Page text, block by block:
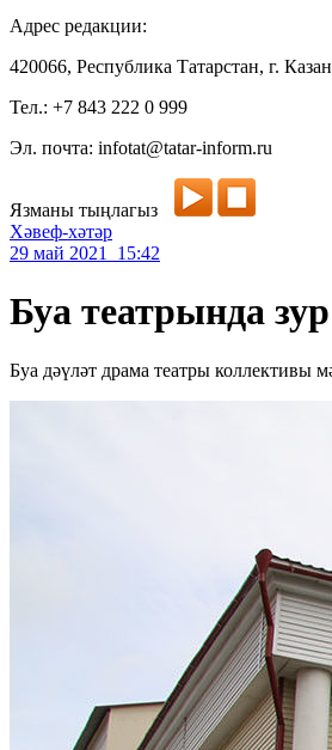
Адрес редакции:
420066, Республика Татарстан, г.
Тел.: +7 843 222 0 999
Эл. почта: infotat@tatar-inform.ru
Язманы тыңлагыз
Хәвеф-хәтәр
29 май 2021 15:42
Буа театрында
Буа дәүләт драма театры